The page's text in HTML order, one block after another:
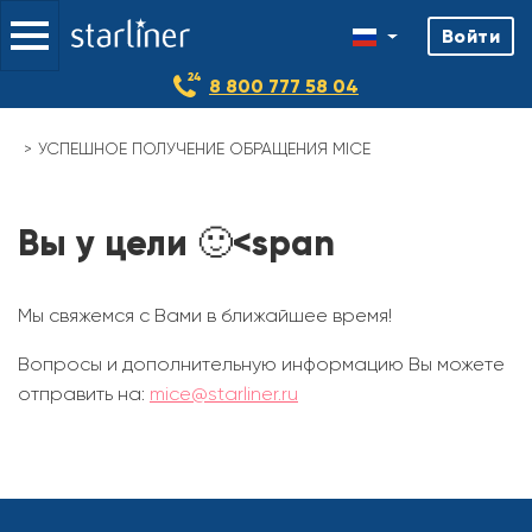
Войти
8 800 777 58 04
УСПЕШНОЕ ПОЛУЧЕНИЕ ОБРАЩЕНИЯ MICE
Вы у цели 🙂<span
Мы свяжемся с Вами в ближайшее время!
Вопросы и дополнительную информацию Вы можете
отправить на: mice@starliner.ru